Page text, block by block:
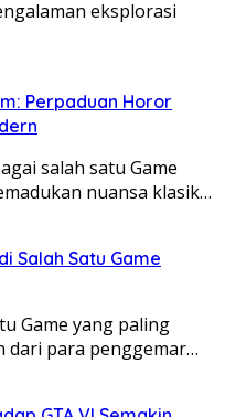
eksplorasi
Perpaduan Horor
salah satu Game
nuansa klasik…
Salah Satu Game
Game yang paling
dari para penggemar…